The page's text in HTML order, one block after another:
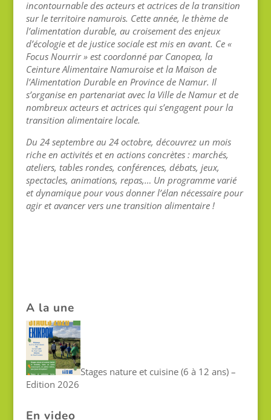
incontournable des acteurs et actrices de la transition
sur le territoire namurois. Cette année, le thème de
l’alimentation durable, au croisement des enjeux
d’écologie et de justice sociale est mis en avant. Ce «
Focus Nourrir » est coordonné par Canopea, la
Ceinture Alimentaire Namuroise et la Maison de
l’Alimentation Durable en Province de Namur. Il
s’organise en partenariat avec la Ville de Namur et de
nombreux acteurs et actrices qui s’engagent pour la
transition alimentaire locale.
Du 24 septembre au 24 octobre, découvrez un mois
riche en activités et en actions concrètes : marchés,
ateliers, tables rondes, conférences, débats, jeux,
spectacles, animations, repas,… Un programme varié
et dynamique pour vous donner l’élan nécessaire pour
agir et avancer vers une transition alimentaire !
A la une
Stages nature et cuisine (6 à 12 ans) –
Edition 2026
En video